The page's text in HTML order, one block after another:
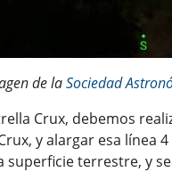
de laSociedad
Crux, debemos
y alargar esa línea
terrestre, y